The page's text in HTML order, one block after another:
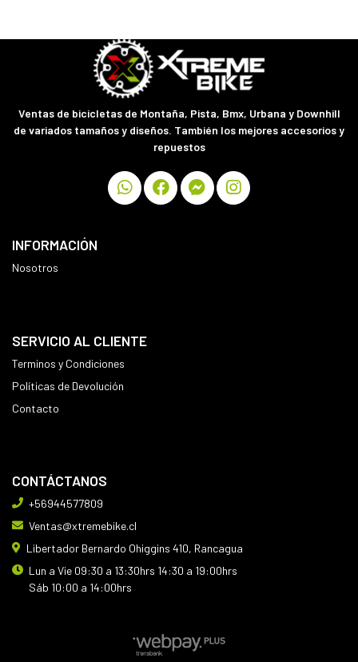
Ventas de bicicletas de Montaña, Pista, Bmx, Urbana y Downhill
de variados tamaños y diseños. También los mejores accesorios y
repuestos
INFORMACIÓN
Nosotros
SERVICIO AL CLIENTE
Terminos y Condiciones
Políticas de Devolución
Contacto
CONTÁCTANOS
+56944577809
Ventas@xtremebike.cl
Libertador Bernardo Ohiggins 410, Rancagua
Lun a Vie 09:30 a 13:30hrs 14:30 a 19:00hrs
Sáb 10:00 a 14:00hrs